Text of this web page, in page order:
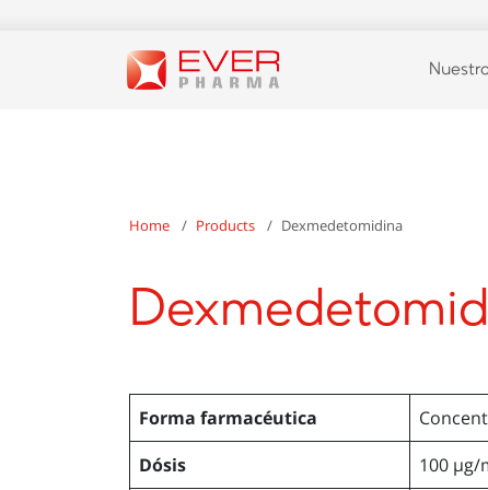
Home Products Dexmedetomidina
Forma farmacéutica
Dósis
100 µg/